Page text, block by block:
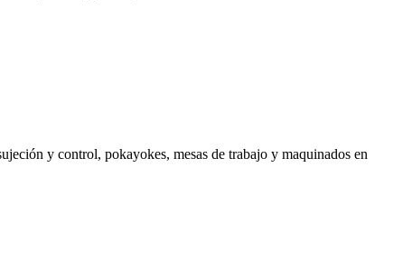
y control, pokayokes, mesas de trabajo y maquinados en